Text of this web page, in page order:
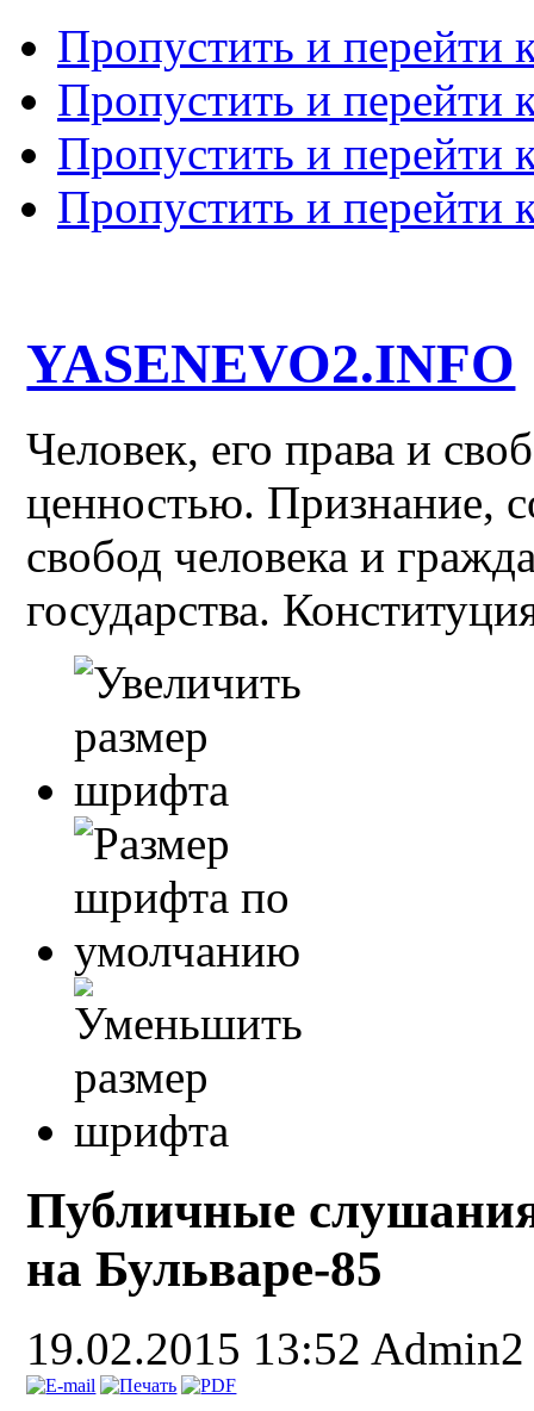
Пропустить и перейти
Пропустить и перейти
Пропустить и перейти
Пропустить и перейти
YASENEVO2.INFO
Человек, его права и
ценностью. Признание,
свобод человека и
государства.
Публичные
на Бульваре-85
19.02.2015 13:52 Admin2